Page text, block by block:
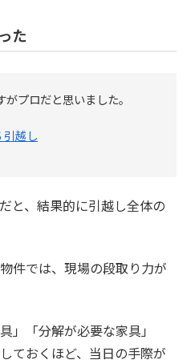
た
プロだと思いました。
引越し
と、結果的に引越し全体の
件では、現場の段取り力が
」「分解が必要な家具」
ておくほど、当日の手際が